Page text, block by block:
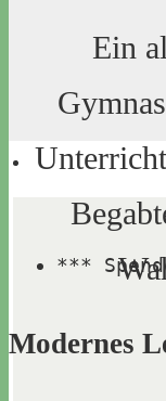
Ein
Modernes
***